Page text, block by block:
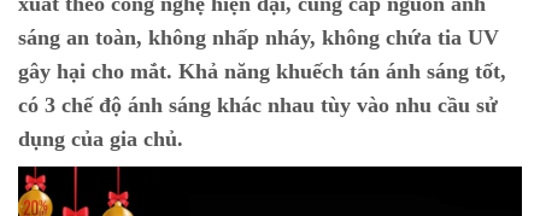
sáng an toàn, không nhấp nháy, không chứa tia UV
gây hại cho mắt. Khả năng khuếch tán ánh sáng tốt,
có 3 chế độ ánh sáng khác nhau tùy vào nhu cầu sử
dụng của gia chủ.